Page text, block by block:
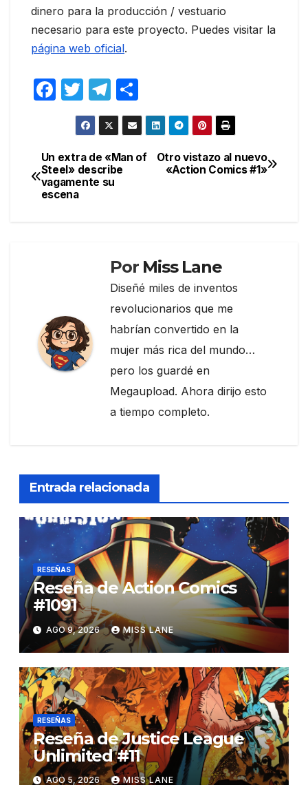
dinero para la producción / vestuario
necesario para este proyecto. Puedes visitar la
página web oficial.
F
e
b
o
T
w
itt
er
T
el
e
gr
a
o
m
p
Navegación
de
Otro vistazo al nuevo
«Action Comics #1»
Un extra de «Man of
Steel» describe
vagamente su
escena
Por Miss Lane
Diseñé miles de inventos
revolucionarios que me
habrían convertido en la
mujer más rica del mundo…
pero los guardé en
Megaupload. Ahora dirijo esto
a tiempo completo.
Entrada relacionada
RESEÑAS
Reseña de Action Comics
#1091
AGO 9, 2026 MISS LANE
RESEÑAS
Reseña de Justice League
Unlimited #11
AGO 5, 2026 MISS LANE